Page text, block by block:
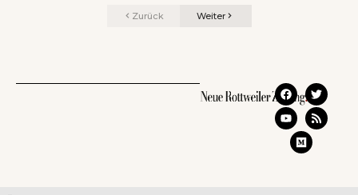
Zurück Weiter